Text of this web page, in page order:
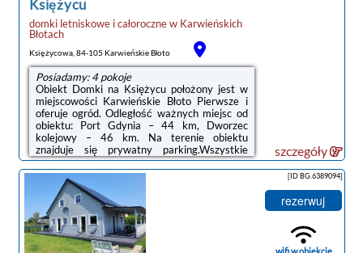
Księżycu
domki letniskowe i całorocznew Karwieńskich
Błotach
Księżycowa, 84-105 Karwieńskie Błoto
Posiadamy: 4 pokoje
Obiekt Domki na Księżycu położony jest w
miejscowości Karwieńskie Błoto Pierwsze i
oferuje ogród. Odległość ważnych miejsc od
obiektu: Port Gdynia – 44 km, Dworzec
kolejowy – 46 km. Na terenie obiektu
znajduje się prywatny parking.Wszystkie
opcje zakwaterowania mają taras, skąd
roztacza się widok na ogród. W każdej opcji
znajduje się też aneks kuchenny z lodówką i
zmywarką oraz prywatna łazienka z
prysznicem. Wyposażenie obejmuje także
mikrofalówkę, płytę kuchenną i
czajnik.Odległość ważnych miejsc od obiektu:
Stocznia Gdynia – 47 km, Dworzec PKP
szczegóły
[ID BG.6389094]
rezerwuj